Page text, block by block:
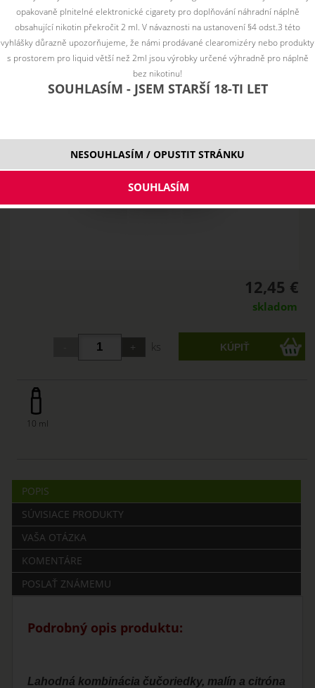
12,45 €
skladom
ks
10 ml
POPIS
SÚVISIACE PRODUKTY
VAŠA OTÁZKA
KOMENTÁRE
POSLAŤ ZNÁMEMU
Podrobný opis produktu:
Lahodná kombinácia čučoriedky, malín a citróna
opakovaně plnitelné elektronické cigarety pro doplňování náhradní náplně
obsahující nikotin překročit 2 ml. V návaznosti na ustanovení §4 odst.3 této
vyhlášky důrazně upozorňujeme, že námi prodávané clearomizéry nebo produkty
s prostorem pro liquid větší než 2ml jsou výrobky určené výhradně pro náplně
bez nikotinu!
SOUHLASÍM - JSEM STARŠÍ 18-TI LET
NESOUHLASÍM / OPUSTIT STRÁNKU